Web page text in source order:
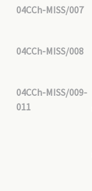
04CCh-MISS/007
04CCh-MISS/008
04CCh-MISS/009-
011